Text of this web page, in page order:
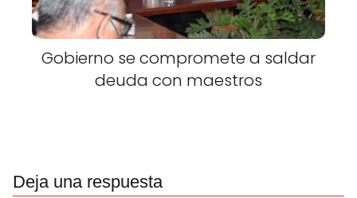
Gobierno se compromete a saldar
deuda con maestros
Deja una respuesta